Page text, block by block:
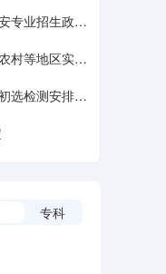
专业招生政治
村等地区实施
选检测安排来
专科